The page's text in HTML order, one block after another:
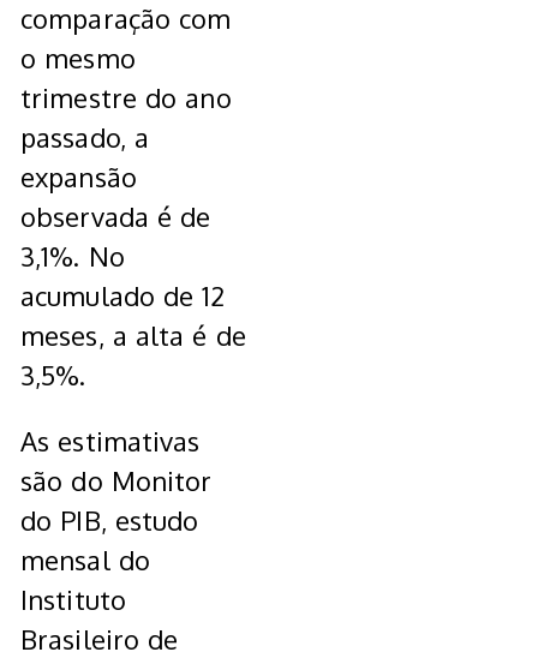
comparação com
o mesmo
trimestre do ano
passado, a
expansão
observada é de
3,1%. No
acumulado de 12
meses, a alta é de
3,5%.
As estimativas
são do Monitor
do PIB, estudo
mensal do
Instituto
Brasileiro de